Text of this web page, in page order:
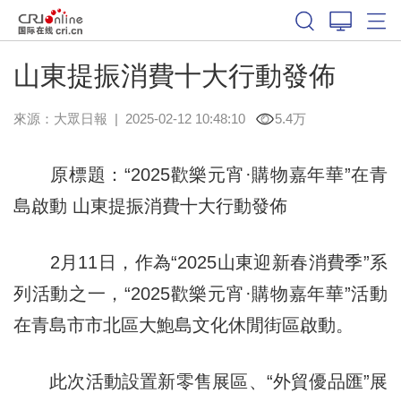
山東提振消費十大行動發佈
來源： 大眾日報 | 2025-02-12 10:48:10 5.4万
原標題：“2025歡樂元宵·購物嘉年華”在青
島啟動 山東提振消費十大行動發佈
2月11日，作為“2025山東迎新春消費季”系
列活動之一，“2025歡樂元宵·購物嘉年華”活動
在青島市市北區大鮑島文化休閒街區啟動。
此次活動設置新零售展區、“外貿優品匯”展